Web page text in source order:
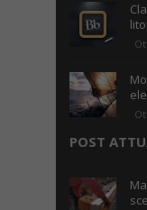
POST